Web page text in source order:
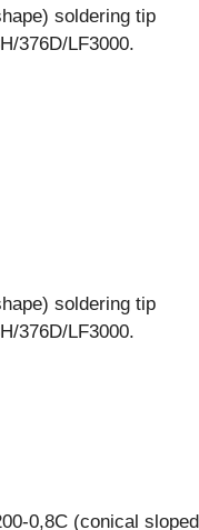
soldering tip
376D/LF3000.
soldering tip
376D/LF3000.
0,8C (conical sloped